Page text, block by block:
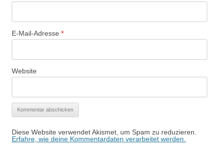
E-Mail-Adresse *
Website
Diese Website verwendet Akismet, um Spam zu reduzieren.
Erfahre, wie deine Kommentardaten verarbeitet werden.